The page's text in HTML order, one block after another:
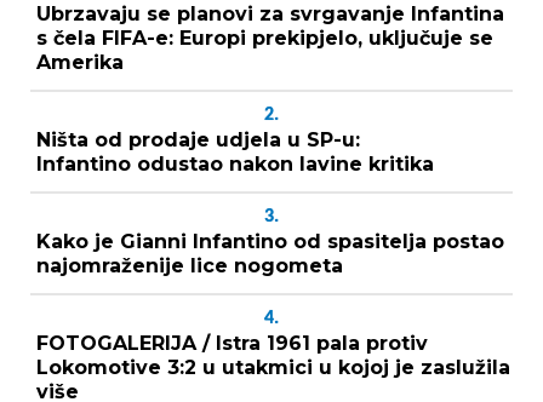
Ubrzavaju se planovi za svrgavanje Infantina
s čela FIFA-e: Europi prekipjelo, uključuje se
Amerika
2.
Ništa od prodaje udjela u SP-u:
Infantino odustao nakon lavine kritika
3.
Kako je Gianni Infantino od spasitelja postao
najomraženije lice nogometa
4.
FOTOGALERIJA / Istra 1961 pala protiv
Lokomotive 3:2 u utakmici u kojoj je zaslužila
više